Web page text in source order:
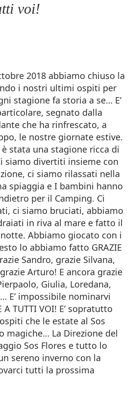
voi!
2018 abbiamo chiuso la
i nostri ultimi ospiti per
stagione fa storia a se… E’
segnato dalla
che ha rinfrescato, a
le nostre giornate estive.
stata una stagione ricca di
siamo divertiti insieme con
ci siamo rilassati nella
spiaggia e I bambini hanno
per il Camping. Ci
ci siamo bruciati, abbiamo
in riva al mare e fatto il
Abbiamo giocato con i
lo abbiamo fatto GRAZIE
Sandro, grazie Silvana,
Arturo! E ancora grazie
Giulia, Loredana,
E’ impossibile nominarvi
TUTTI VOI! E’ sopratutto
che le estate al Sos
magiche… La Direzione del
Sos Flores e tutto lo
sereno inverno con la
tutti la prossima